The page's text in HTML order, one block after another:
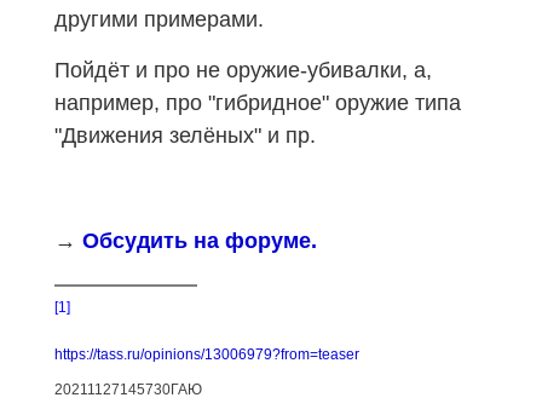
другими примерами.
Пойдёт и про не оружие-убивалки, а,
например, про "гибридное" оружие типа
"Движения зелёных" и пр.
→ Обсудить на форуме.
[1]
https://tass.ru/opinions/13006979?from=teaser
20211127145730ГАЮ